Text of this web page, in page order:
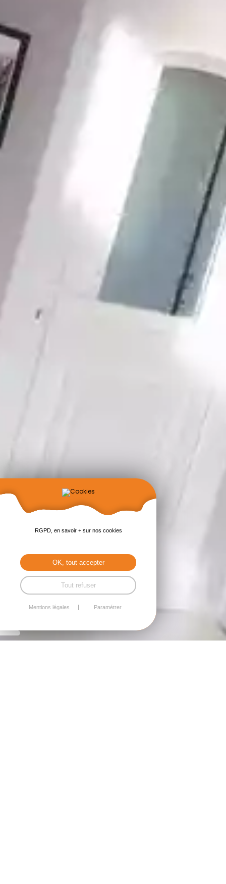
RGPD, en savoir + sur nos cookies
OK, tout accepter
Tout refuser
Mentions légales Paramétrer